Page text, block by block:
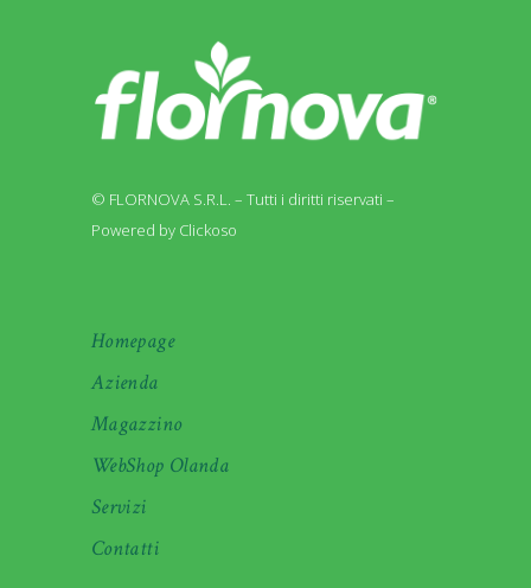
© FLORNOVA S.R.L. – Tutti i diritti riservati –
Powered by Clickoso
Homepage
Azienda
Magazzino
WebShop Olanda
Servizi
Contatti